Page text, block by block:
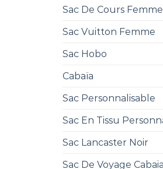
Sac De Cours Femme
Sac Vuitton Femme
Sac Hobo
Cabaïa
Sac Personnalisable
Sac En Tissu
Sac Lancaster Noir
Sac De Voyage Cabaia